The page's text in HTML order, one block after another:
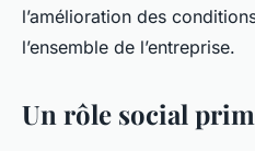
l’amélioration des
l’ensemble de l’entreprise.
Un rôle social